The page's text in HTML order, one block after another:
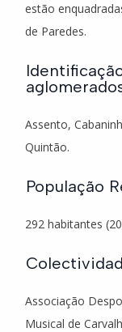
estão
de Paredes.
Assento,
Quintão.
População
292 habitantes
Associação
Musical de